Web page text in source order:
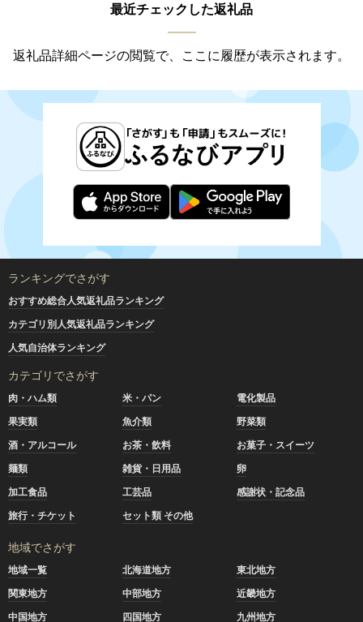
最近チェックした返礼品
返礼品詳細ページの閲覧で、ここに履歴が表示されます。
ランキングでさがす
おすすめ総合人気返礼品ランキング
カテゴリ別人気返礼品ランキング
人気自治体ランキング
カテゴリでさがす
肉・ハム類 米・パン
電化製品
果実類
魚介類
野菜類
酒・アルコール
お茶・飲料
お菓子・スイーツ
麺類
雑貨・日用品
卵
加工食品
工芸品
感謝状・記念品
旅行・チケット
セット類 その他
地域でさがす
地域一覧 北海道地方
東北地方
関東地方
中部地方
近畿地方
中国地方
四国地方 九州地方